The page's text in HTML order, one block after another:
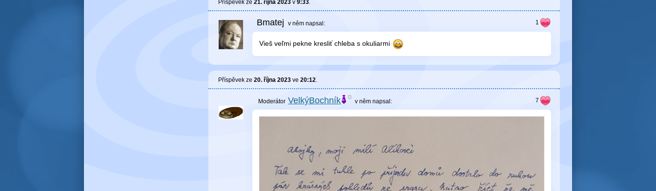
Příspěvek ze 21. října 2023 v 9:33.
Bmatej v něm napsal:
Vieš veľmi pekne kresliť chleba s okuliarmi
Příspěvek ze 20. října 2023 ve 20:12.
VelkýBochník v němnapsal: